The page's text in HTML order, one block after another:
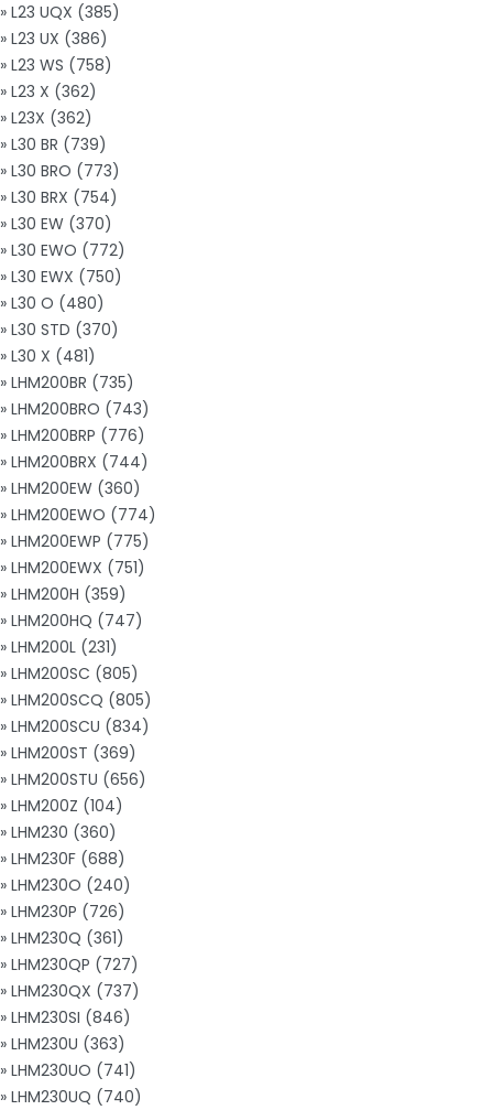
» L23 UQX (385)
» L23 UX (386)
» L23 WS (758)
» L23 X (362)
» L23X (362)
» L30 BR (739)
» L30 BRO (773)
» L30 BRX (754)
» L30 EW (370)
» L30 EWO (772)
» L30 EWX (750)
» L30 O (480)
» L30 STD (370)
» L30 X (481)
» LHM200BR (735)
» LHM200BRO (743)
» LHM200BRP (776)
» LHM200BRX (744)
» LHM200EW (360)
» LHM200EWO (774)
» LHM200EWP (775)
» LHM200EWX (751)
» LHM200H (359)
» LHM200HQ (747)
» LHM200L (231)
» LHM200SC (805)
» LHM200SCQ (805)
» LHM200SCU (834)
» LHM200ST (369)
» LHM200STU (656)
» LHM200Z (104)
» LHM230 (360)
» LHM230F (688)
» LHM230O (240)
» LHM230P (726)
» LHM230Q (361)
» LHM230QP (727)
» LHM230QX (737)
» LHM230SI (846)
» LHM230U (363)
» LHM230UO (741)
» LHM230UQ (740)